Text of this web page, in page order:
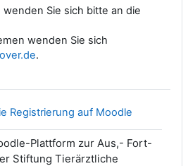
Sie sich bitte an die
wenden Sie sich
.
Registrierung auf Moodle
Plattform zur Aus,- Fort-
Stiftung Tierärztliche